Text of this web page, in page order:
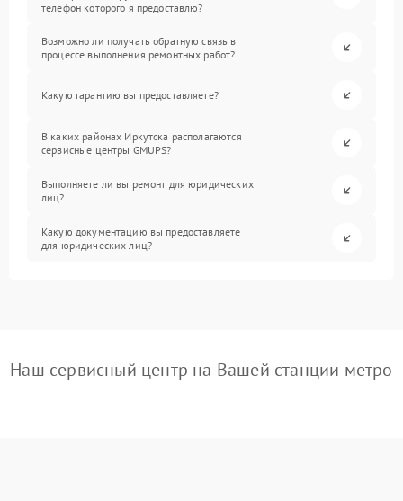
телефон которого я предоставлю?
Возможно ли получать обратную связь в
процессе выполнения ремонтных работ?
Какую гарантию вы предоставляете?
В каких районах Иркутска располагаются
сервисные центры GMUPS?
Выполняете ли вы ремонт для юридических
лиц?
Какую документацию вы предоставляете
для юридических лиц?
Наш сервисный центр на Вашей станции метро